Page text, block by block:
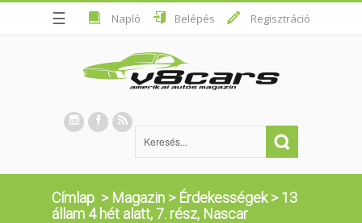
☰ Napló Belépés Regisztráció
Címlap > Magazin > Érdekességek>13
állam 4 hét alatt, 7. rész, Nascar